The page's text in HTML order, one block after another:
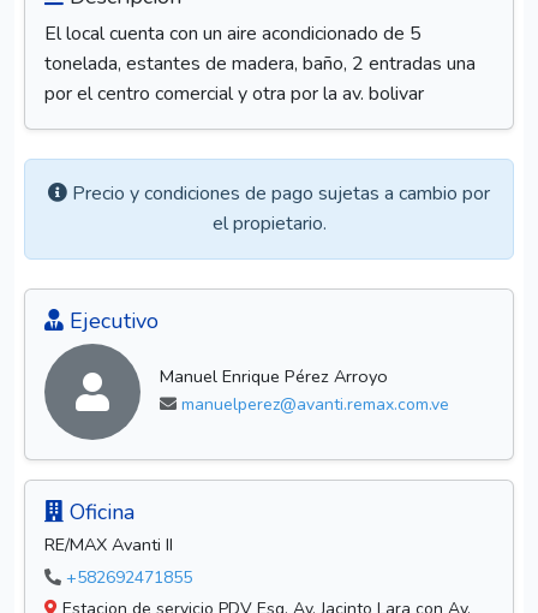
El local cuenta con un aire acondicionado de 5
tonelada, estantes de madera, baño, 2 entradas una
por el centro comercial y otra por la av. bolivar
Precio y condiciones de pago sujetas a cambio por
el propietario.
Ejecutivo
Manuel Enrique Pérez Arroyo
manuelperez@avanti.remax.com.ve
Oficina
RE/MAX Avanti II
+582692471855